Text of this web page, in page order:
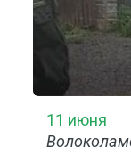
11 июня